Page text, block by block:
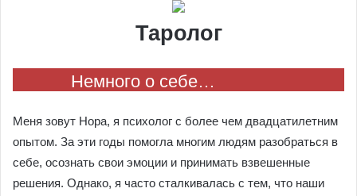
Таролог
Немного о себе…
Меня зовут Нора, я психолог с более чем двадцатилетним
опытом. За эти годы помогла многим людям разобраться в
себе, осознать свои эмоции и принимать взвешенные
решения. Однако, я часто сталкивалась с тем, что наши